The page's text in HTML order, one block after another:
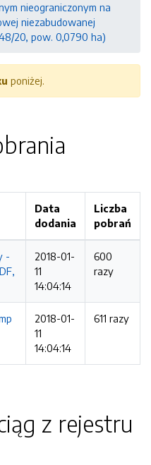
nieograniczonym na
niezabudowanej
20, pow. 0,0790 ha)
poniżej.
Data
dodania
Liczba
pobrań
-
2018-01-
11
14:04:14
600
razy
2018-01-
11
14:04:14
611 razy
z rejestru